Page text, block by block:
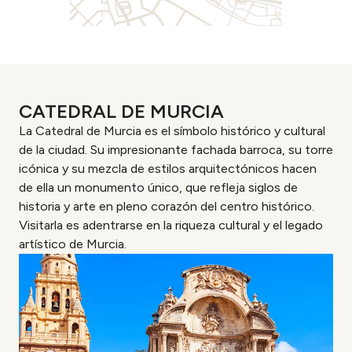
CATEDRAL DE MURCIA
La Catedral de Murcia es el símbolo histórico y cultural
de la ciudad. Su impresionante fachada barroca, su torre
icónica y su mezcla de estilos arquitectónicos hacen
de ella un monumento único, que refleja siglos de
historia y arte en pleno corazón del centro histórico.
Visitarla es adentrarse en la riqueza cultural y el legado
artístico de Murcia.